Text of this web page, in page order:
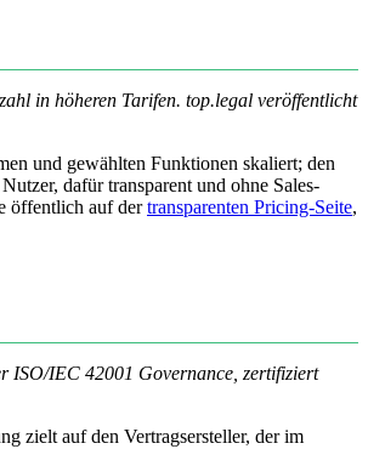
in höheren Tarifen. top.legal veröffentlicht
und gewählten Funktionen skaliert; den
dafür transparent und ohne Sales-
öffentlich auf dertransparenten Pricing-Seite,
ISO/IEC 42001 Governance, zertifiziert
zielt auf den Vertragsersteller, der im